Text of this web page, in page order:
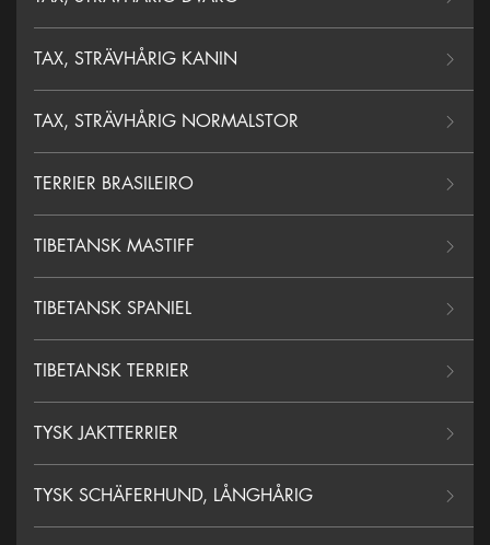
TAX, STRÄVHÅRIG KANIN
TAX, STRÄVHÅRIG NORMALSTOR
TERRIER BRASILEIRO
TIBETANSK MASTIFF
TIBETANSK SPANIEL
TIBETANSK TERRIER
TYSK JAKTTERRIER
TYSK SCHÄFERHUND, LÅNGHÅRIG